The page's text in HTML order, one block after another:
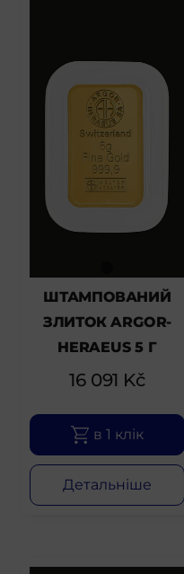
ШТАМПОВАНИЙ
ЗЛИТОК ARGOR-
HERAEUS 5 Г
16 091 Kč
в 1 клік
Детальніше